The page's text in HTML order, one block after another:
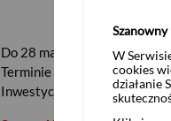
Do 28 marca 2025 r.
Terminie Zapadalności Typu
Inwestycja USD)
W
cookies
działanie